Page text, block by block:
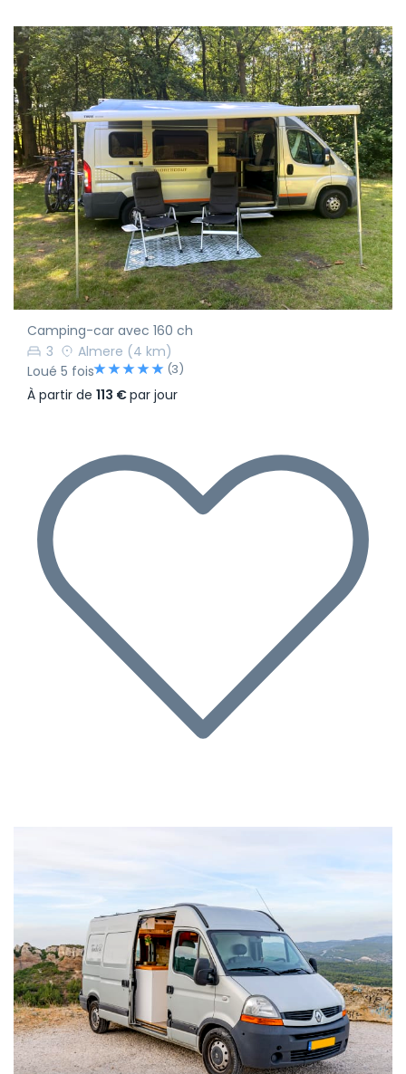
Camping-car avec 160 ch
3
Almere (4 km)
Loué 5 fois
(3)
À partir de 113 €par jour